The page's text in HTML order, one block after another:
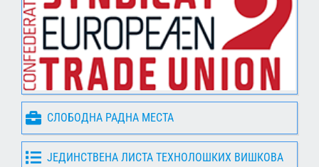
СЛОБОДНА РАДНА МЕСТА
ЈЕДИНСТВЕНА ЛИСТА ТЕХНОЛОШКИХ ВИШКОВА